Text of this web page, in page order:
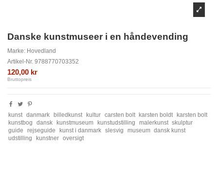
Danske kunstmuseer i en håndevending
Marke: Hovedland
Artikel-Nr. 9788770703352
120,00 kr
Bruttopreis
kunst danmark billedkunst kultur carsten bolt karsten boldt karsten bolt
kunstbog
dansk kunstmuseum kunstudstilling malerkunst skulptur
guide
rejseguide kunst i danmark slesvig museum dansk kunst
udstilling
kunstner oversigt